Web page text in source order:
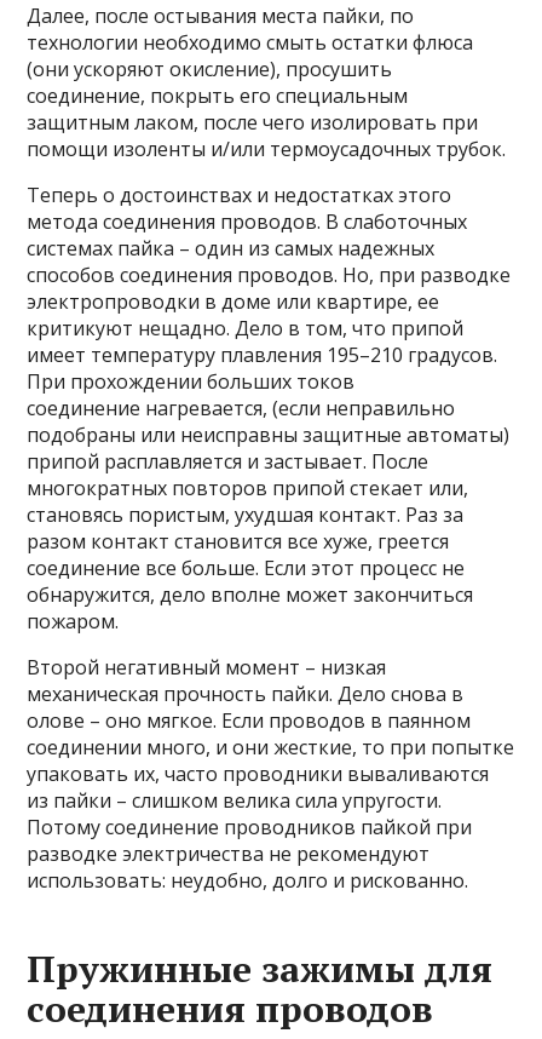
Далее, после остывания места пайки, по
технологии необходимо смыть остатки флюса
(они ускоряют окисление), просушить
соединение, покрыть его специальным
защитным лаком, после чего изолировать при
помощи изоленты и/или термоусадочных трубок.
Теперь о достоинствах и недостатках этого
метода соединения проводов. В слаботочных
системах пайка – один из самых надежных
способов соединения проводов. Но, при разводке
электропроводки в доме или квартире, ее
критикуют нещадно. Дело в том, что припой
имеет температуру плавления 195–210 градусов.
При прохождении больших токов
соединение нагревается, (если неправильно
подобраны или неисправны защитные автоматы)
припой расплавляется и застывает. После
многократных повторов припой стекает или,
становясь пористым, ухудшая контакт. Раз за
разом контакт становится все хуже, греется
соединение все больше. Если этот процесс не
обнаружится, дело вполне может закончиться
пожаром.
Второй негативный момент – низкая
механическая прочность пайки. Дело снова в
олове – оно мягкое. Если проводов в паянном
соединении много, и они жесткие, то при попытке
упаковать их, часто проводники вываливаются
из пайки – слишком велика сила упругости.
Потому соединение проводников пайкой при
разводке электричества не рекомендуют
использовать: неудобно, долго и рискованно.
Пружинные зажимы для
соединения проводов